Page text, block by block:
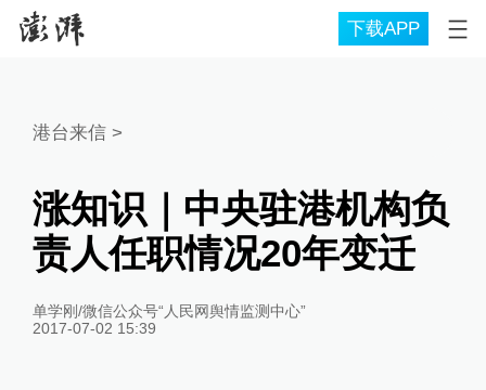
下载APP
港台来信>
涨知识｜中央驻港机构负
责人任职情况20年变迁
单学刚/微信公众号“人民网舆情监测中心”
2017-07-02 15:39